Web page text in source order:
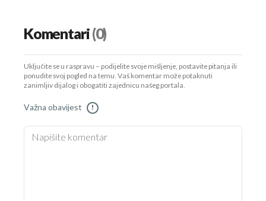
Komentari(0)
Uključite se u raspravu – podijelite svoje mišljenje, postavite pitanja ili
ponudite svoj pogled na temu. Vaš komentar može potaknuti
zanimljiv dijalog i obogatiti zajednicu našeg portala.
Važna obavijest !